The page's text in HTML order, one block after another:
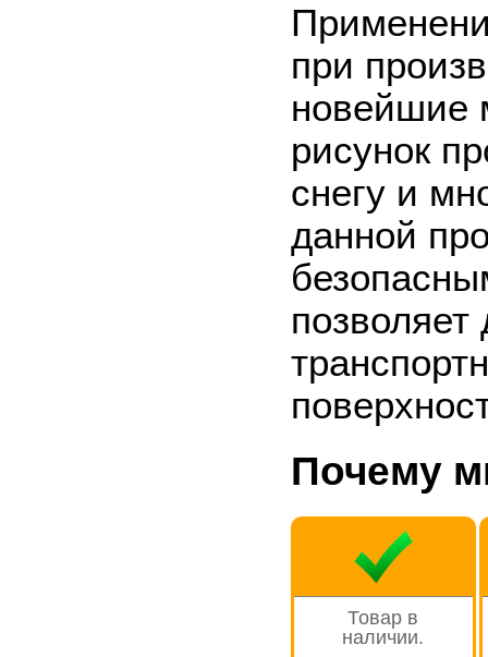
при
новейшие
рисунок
снегу и
данной
Почему
Товар в
наличии.